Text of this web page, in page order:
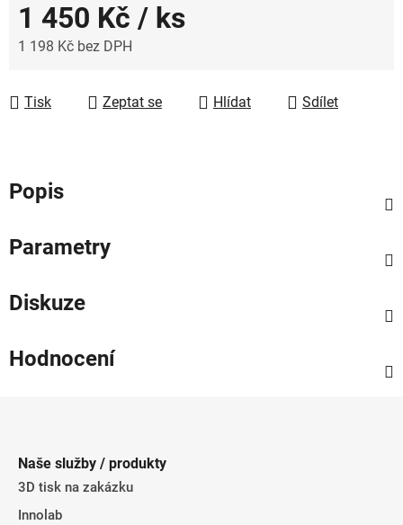
1 450 Kč / ks
1 198 Kč bez DPH
Tisk
Zeptat se Hlídat Sdílet
Popis
Parametry
Diskuze
Hodnocení
Naše služby / produkty
3D tisk na zakázku
Innolab